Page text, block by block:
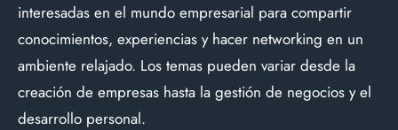
interesadas en el mundo empresarial para compartir
conocimientos, experiencias y hacer networking en un
ambiente relajado. Los temas pueden variar desde la
creación de empresas hasta la gestión de negocios y el
desarrollo personal.